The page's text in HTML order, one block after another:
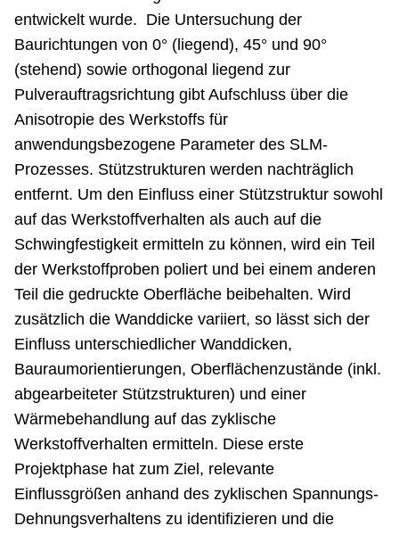
entwickelt wurde. Die Untersuchung der
Baurichtungen von 0° (liegend), 45° und 90°
(stehend) sowie orthogonal liegend zur
Pulverauftragsrichtung gibt Aufschluss über die
Anisotropie des Werkstoffs für
anwendungsbezogene Parameter des SLM-
Prozesses. Stützstrukturen werden nachträglich
entfernt. Um den Einfluss einer Stützstruktur sowohl
auf das Werkstoffverhalten als auch auf die
Schwingfestigkeit ermitteln zu können, wird ein Teil
der Werkstoffproben poliert und bei einem anderen
Teil die gedruckte Oberfläche beibehalten. Wird
zusätzlich die Wanddicke variiert, so lässt sich der
Einfluss unterschiedlicher Wanddicken,
Bauraumorientierungen, Oberflächenzustände (inkl.
abgearbeiteter Stützstrukturen) und einer
Wärmebehandlung auf das zyklische
Werkstoffverhalten ermitteln. Diese erste
Projektphase hat zum Ziel, relevante
Einflussgrößen anhand des zyklischen Spannungs-
Dehnungsverhaltens zu identifizieren und die